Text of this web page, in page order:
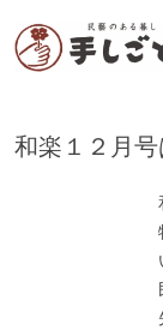
“民芸のあ
「手しごと」は陶磁
品を取り
和楽１２月